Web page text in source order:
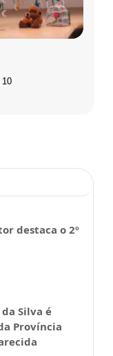
10
destaca o 2º
Silva é
Província